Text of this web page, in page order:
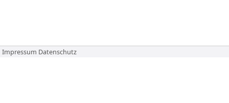
Impressum Datenschutz